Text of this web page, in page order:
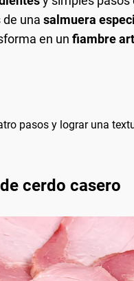
de una salmuera
en un fiambre
pasos y lograr una
cerdo casero